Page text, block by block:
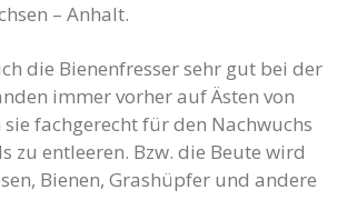
– Anhalt.
die Bienenfresser sehr gut bei der
immer vorher auf Ästen von
fachgerecht für den Nachwuchs
zu entleeren. Bzw. die Beute wird
Bienen, Grashüpfer und andere